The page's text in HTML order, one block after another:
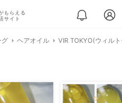
もらえる
サイト
グ ヘアオイル VIR TOKYO(ウィル